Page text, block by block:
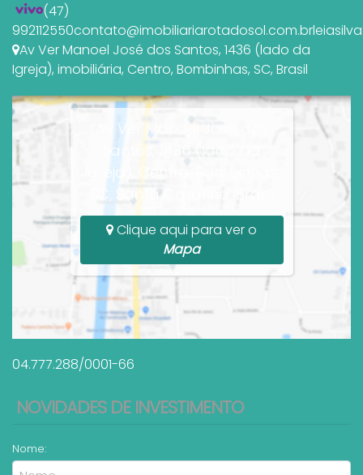
(47)
992112550contato@imobiliariarotadosol.com.br
Av Ver Manoel José dos Santos, 1436 (lado da
Igreja), imobiliária, Centro, Bombinhas, SC, Brasil
Av Ver Manoel José dos
Santos, 1436 (lado da
Igreja), Centro, Bombinhas,
SC, Santa Catarina, Brasil
Clique aqui para ver o
Mapa
04.777.288/0001-66
NOVIDADES DE INVESTIMENTO
Nome: